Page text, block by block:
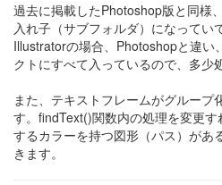
過去に掲載したPhotoshop版と同様
入れ子（サブフォルダ）になってい
Illustratorの場合、Photoshopと違い
クトにすべて入っているので、多少
また、テキストフレームがグループ
す。findText()関数内の処理を変更
するカラーを持つ図形（パス）があ
きます。